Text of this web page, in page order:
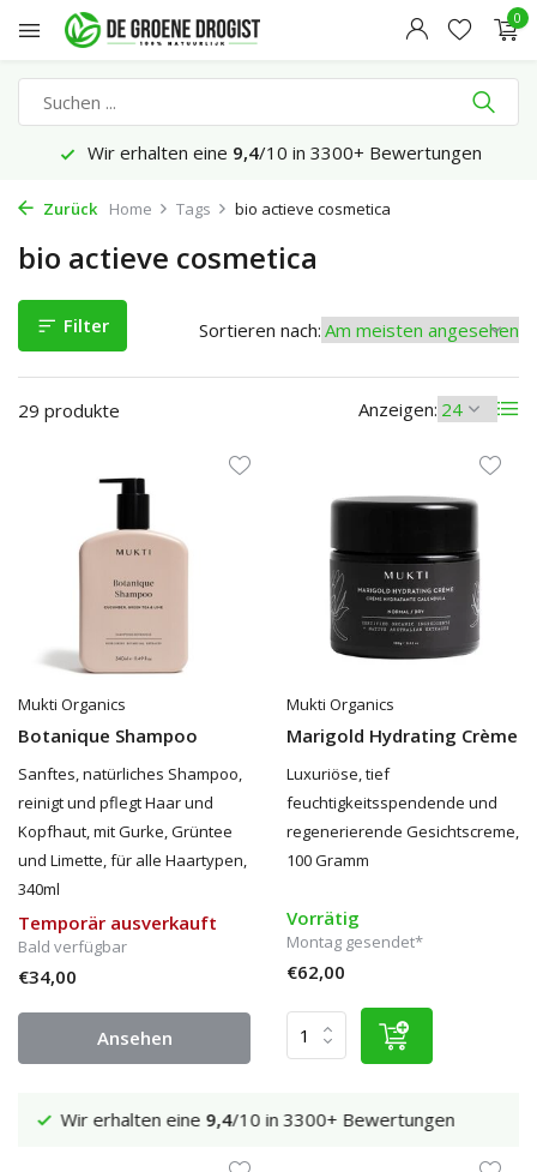
0
Heute bestellt, Montag gesendet*
Zurück Home Tags bio actieve cosmetica
bio actieve cosmetica
Filter
29 produkte Anzeigen:
Sortieren nach:
Mukti Organics
Botanique Shampoo
Sanftes, natürliches Shampoo,
reinigt und pflegt Haar und
Kopfhaut, mit Gurke, Grüntee
und Limette, für alle Haartypen,
340ml
Temporär ausverkauft
Bald verfügbar
€34,00
Ansehen
Mukti Organics
Marigold Hydrating Crème
Luxuriöse, tief
feuchtigkeitsspendende und
regenerierende Gesichtscreme,
100 Gramm
Vorrätig
Montag gesendet*
€62,00
Versand €5,95 (DE)Kostenlosab €65